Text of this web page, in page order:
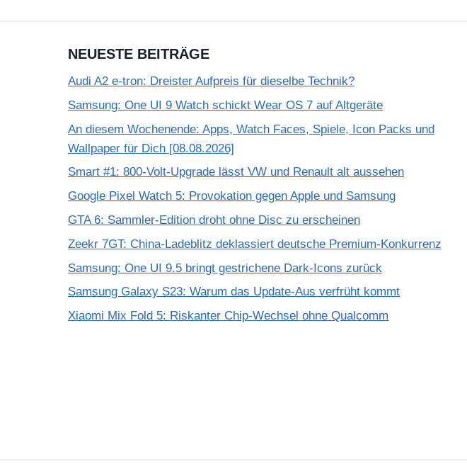
NEUESTE BEITRÄGE
Audi A2 e-tron: Dreister Aufpreis für dieselbe Technik?
Samsung: One UI 9 Watch schickt Wear OS 7 auf Altgeräte
An diesem Wochenende: Apps, Watch Faces, Spiele, Icon Packs und
Wallpaper für Dich [08.08.2026]
Smart #1: 800-Volt-Upgrade lässt VW und Renault alt aussehen
Google Pixel Watch 5: Provokation gegen Apple und Samsung
GTA 6: Sammler-Edition droht ohne Disc zu erscheinen
Zeekr 7GT: China-Ladeblitz deklassiert deutsche Premium-Konkurrenz
Samsung: One UI 9.5 bringt gestrichene Dark-Icons zurück
Samsung Galaxy S23: Warum das Update-Aus verfrüht kommt
Xiaomi Mix Fold 5: Riskanter Chip-Wechsel ohne Qualcomm